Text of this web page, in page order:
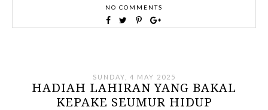
NO COMMENTS
SUNDAY, 4 MAY 2025
HADIAH LAHIRAN YANG BAKAL
KEPAKE SEUMUR HIDUP